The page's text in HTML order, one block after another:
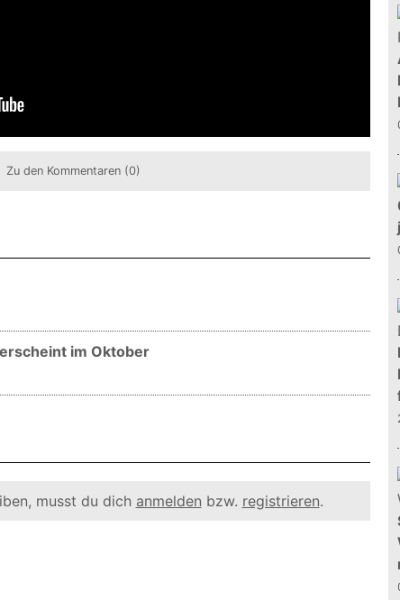
Zu den Kommentaren (0)
im Oktober
musst du dich anmelden bzw. registrieren.